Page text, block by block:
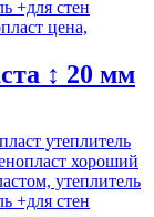
↕ 20 мм